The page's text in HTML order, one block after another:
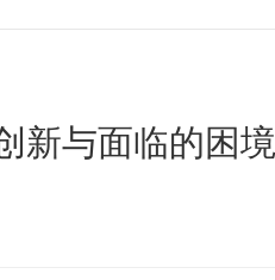
新与面临的困境